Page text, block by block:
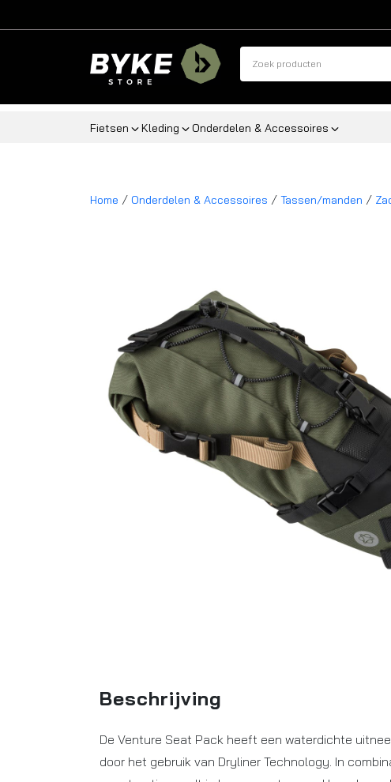
Fietsen Kleding Onderdelen & Accessoires
Home / Onderdelen & Accessoires / Tassen/manden /
Beschrijving
De Venture Seat Pack heeft een waterdichte
door het gebruik van Dryliner Technology. In